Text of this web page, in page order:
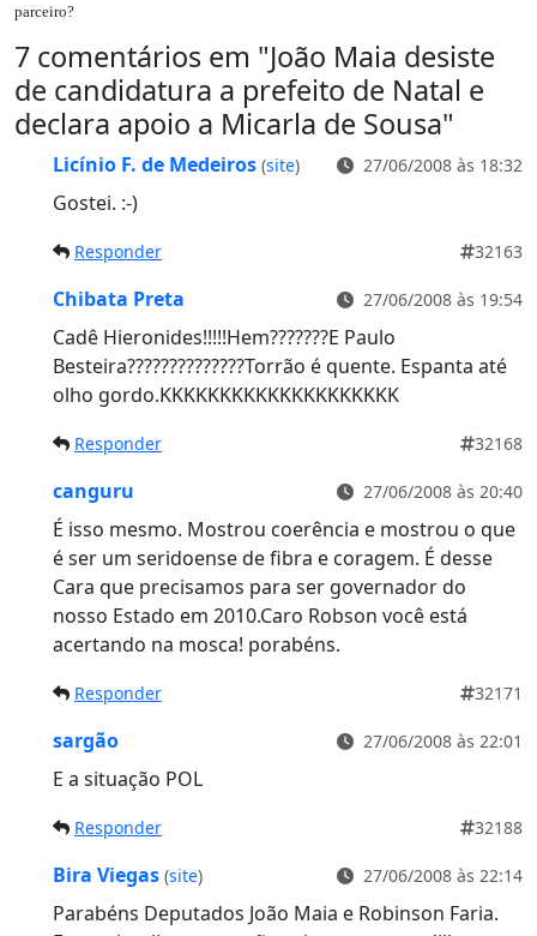
parceiro?
7 comentários em "João Maia desiste
de candidatura a prefeito de Natal e
declara apoio a Micarla de Sousa"
Licínio F. de Medeiros (site) 27/06/2008 às 18:32
Gostei. :-)
Responder 32163
Chibata Preta 27/06/2008 às 19:54
Cadê Hieronides!!!!!Hem???????E Paulo
Besteira??????????????Torrão é quente. Espanta até
olho gordo.KKKKKKKKKKKKKKKKKKKK
Responder 32168
canguru 27/06/2008 às 20:40
É isso mesmo. Mostrou coerência e mostrou o que
é ser um seridoense de fibra e coragem. É desse
Cara que precisamos para ser governador do
nosso Estado em 2010.Caro Robson você está
acertando na mosca! porabéns.
Responder 32171
sargão 27/06/2008 às 22:01
E a situação POL
Responder 32188
Bira Viegas (site) 27/06/2008 às 22:14
Parabéns Deputados João Maia e Robinson Faria.